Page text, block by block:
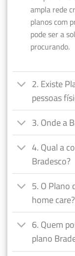
ampla rede
planos com
pode ser a
procurando.
2. Existe
pessoas
3. Onde a
4. Qual a
Bradesco?
5. O Plano
home care?
6. Quem
plano